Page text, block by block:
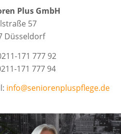
Plus GmbH
57
Düsseldorf
171 777 92
171 777 94
info@seniorenpluspflege.de